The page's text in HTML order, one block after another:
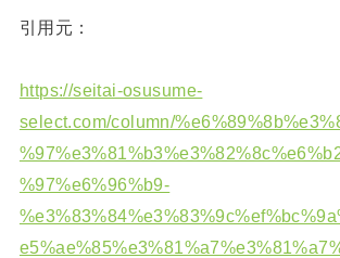
引用元：
https://seitai-osusume-
select.com/column/
%97%e6%96%b9-